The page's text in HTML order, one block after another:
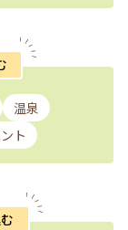
温泉
ト